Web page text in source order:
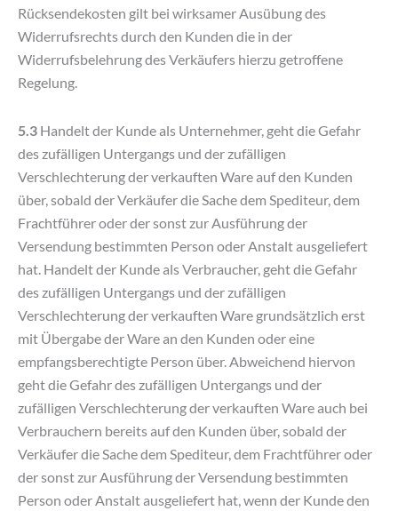
Rücksendekosten gilt bei wirksamer Ausübung des
Widerrufsrechts durch den Kunden die in der
Widerrufsbelehrung des Verkäufers hierzu getroffene
Regelung.
5.3 Handelt der Kunde als Unternehmer, geht die Gefahr
des zufälligen Untergangs und der zufälligen
Verschlechterung der verkauften Ware auf den Kunden
über, sobald der Verkäufer die Sache dem Spediteur, dem
Frachtführer oder der sonst zur Ausführung der
Versendung bestimmten Person oder Anstalt ausgeliefert
hat. Handelt der Kunde als Verbraucher, geht die Gefahr
des zufälligen Untergangs und der zufälligen
Verschlechterung der verkauften Ware grundsätzlich erst
mit Übergabe der Ware an den Kunden oder eine
empfangsberechtigte Person über. Abweichend hiervon
geht die Gefahr des zufälligen Untergangs und der
zufälligen Verschlechterung der verkauften Ware auch bei
Verbrauchern bereits auf den Kunden über, sobald der
Verkäufer die Sache dem Spediteur, dem Frachtführer oder
der sonst zur Ausführung der Versendung bestimmten
Person oder Anstalt ausgeliefert hat, wenn der Kunde den